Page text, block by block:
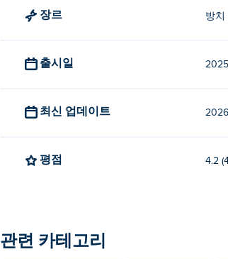
세 번째 돼지 탑은 컴퓨터와 휴대폰, 태블릿
장르 방치
출시일
최신 업데이트
평점 4.2
관련 카테고리